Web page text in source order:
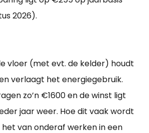
2026).
vloer (met evt. de kelder) houdt
verlaagt het energiegebruik.
zo’n €1600 en de winst ligt
jaar weer. Hoe dit vaak wordt
van onderaf werken in een